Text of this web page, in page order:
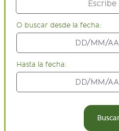
O buscar desde la fecha:
Hasta la fecha: